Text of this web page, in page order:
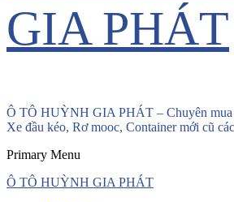
GIA PHÁT
Ô TÔ HUỲNH GIA PHÁT – Chuyên mua
Xe đầu kéo, Rơ mooc, Container mới cũ
Primary Menu
Ô TÔ HUỲNH GIA PHÁT